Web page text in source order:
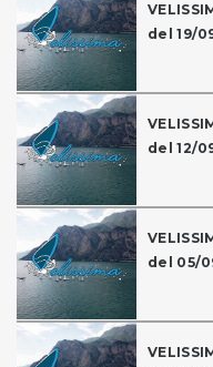
del 19/
del 12/
del 05/